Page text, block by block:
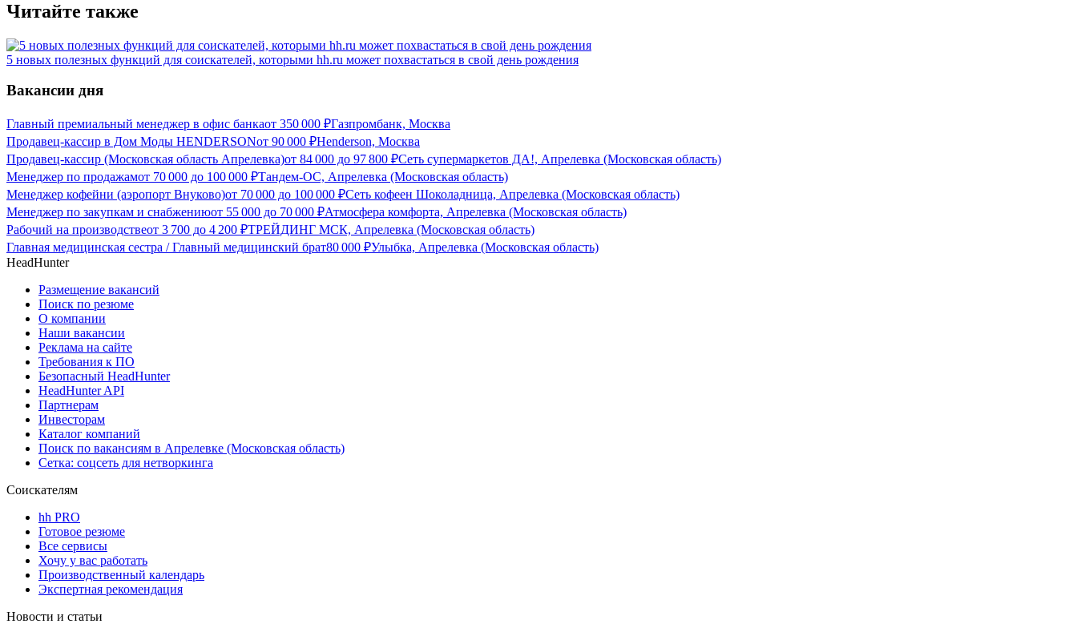
Читайте также
5 новых полезных функций для соискателей, которыми hh.ru может похвастаться в свой день рождения
Вакансии дня
Главный премиальный менеджер в офис банкаот 350 000 ₽Газпромбанк, Москва
Продавец-кассир в Дом Моды HENDERSONот 90 000 ₽Henderson, Москва
Продавец-кассир (Московская область Апрелевка)от 84 000 до 97 800 ₽Сеть супермаркетов ДА!, Апрелевка (Московская область)
Менеджер по продажамот 70 000 до 100 000 ₽Тандем-ОС, Апрелевка (Московская область)
Менеджер кофейни (аэропорт Внуково)от 70 000 до 100 000 ₽Сеть кофеен Шоколадница, Апрелевка (Московская область)
Менеджер по закупкам и снабжениюот 55 000 до 70 000 ₽Атмосфера комфорта, Апрелевка (Московская область)
Рабочий на производствеот 3 700 до 4 200 ₽ТРЕЙДИНГ МСК, Апрелевка (Московская область)
Главная медицинская сестра / Главный медицинский брат80 000 ₽Улыбка, Апрелевка (Московская область)
HeadHunter
Размещение вакансий
Поиск по резюме
О компании
Наши вакансии
Реклама на сайте
Требования к ПО
Безопасный HeadHunter
HeadHunter API
Партнерам
Инвесторам
Каталог компаний
Поиск по вакансиям в Апрелевке (Московская область)
Сетка: соцсеть для нетворкинга
Соискателям
hh PRO
Готовое резюме
Все сервисы
Хочу у вас работать
Производственный календарь
Экспертная рекомендация
Новости и статьи